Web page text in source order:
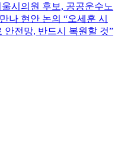
시의원 후보, 공공운수노
나 현안 논의 “오세훈 시
안전망, 반드시 복원할 것”